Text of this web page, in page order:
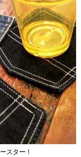
スター！